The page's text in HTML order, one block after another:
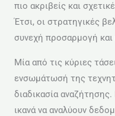
πιο ακριβείς και
Έτσι, οι στρατηγικές
συνεχή προσαρμογή και
Μία από τις κύριες
ενσωμάτωσή της
διαδικασία
ικανά να αναλύουν